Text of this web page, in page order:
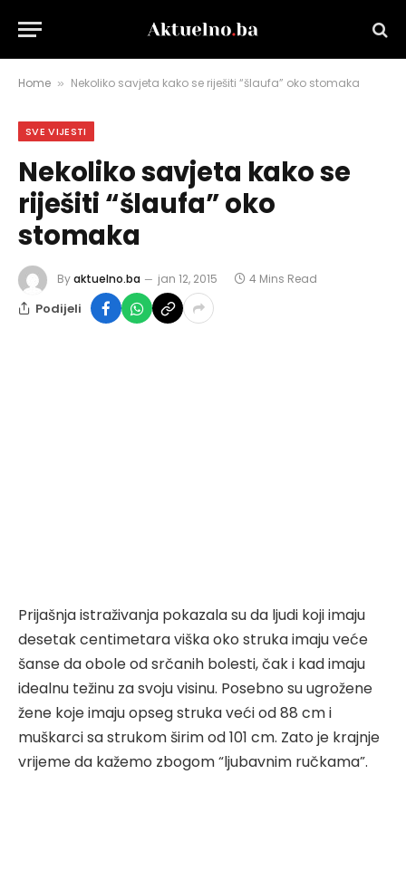
Home » Nekoliko savjeta kako se riješiti “šlaufa” oko stomaka
SVE VIJESTI
Nekoliko savjeta kako se
riješiti “šlaufa” oko
stomaka
Byaktuelno.ba jan 12, 2015 4 Mins Read
Podijeli
Prijašnja istraživanja pokazala su da ljudi koji imaju
desetak centimetara viška oko struka imaju veće
šanse da obole od srčanih bolesti, čak i kad imaju
idealnu težinu za svoju visinu. Posebno su ugrožene
žene koje imaju opseg struka veći od 88 cm i
muškarci sa strukom širim od 101 cm. Zato je krajnje
vrijeme da kažemo zbogom “ljubavnim ručkama”.